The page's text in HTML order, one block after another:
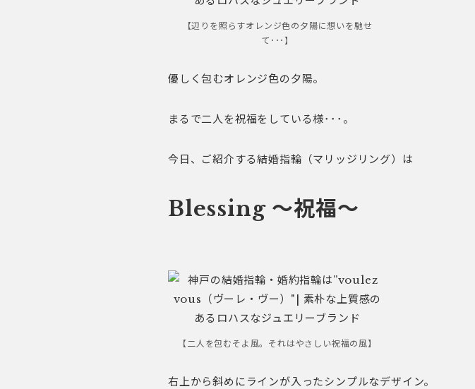
【辺りを照らすオレンジ色の夕陽に想いを馳せ
て･･･】
優しく包むオレンジ色の夕陽。
まるで二人を祝福をしている様･･･。
今日、ご紹介する結婚指輪（マリッジリング）は
Blessing ～祝福～
【二人を包むそよ風。それはやさしい祝福の風】
右上から斜めにラインが入ったシンプルなデザイン。